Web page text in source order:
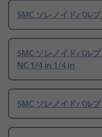
SMC ソレノイドバル
SMC ソレノイドバル
NC 1/4 in 1/4 in
SMC ソレノイドバル